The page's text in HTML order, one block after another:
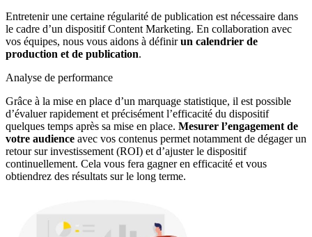
Entretenir une certaine régularité de publication est nécessaire dans
le cadre d’un dispositif Content Marketing. En collaboration avec
vos équipes, nous vous aidons à définirun calendrier de
production et de publication.
Analyse de performance
Grâce à la mise en place d’un marquage statistique, il est possible
d’évaluer rapidement et précisément l’efficacité du dispositif
quelques temps après sa mise en place. Mesurer l’engagement de
votre audience avec vos contenus permet notamment de dégager un
retour sur investissement (ROI) et d’ajuster le dispositif
continuellement. Cela vous fera gagner en efficacité et vous
obtiendrez des résultats sur le long terme.